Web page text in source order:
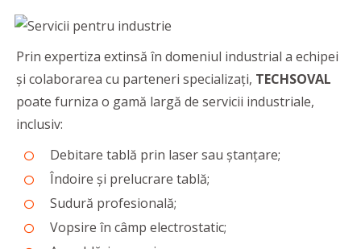
Prin expertiza extinsă în domeniul industrial a echipei
și colaborarea cu parteneri specializați, TECHSOVAL
poate furniza o gamă largă de servicii industriale,
inclusiv:
Debitare tablă prin laser sau ștanțare;
Îndoire și prelucrare tablă;
Sudură profesională;
Vopsire în câmp electrostatic;